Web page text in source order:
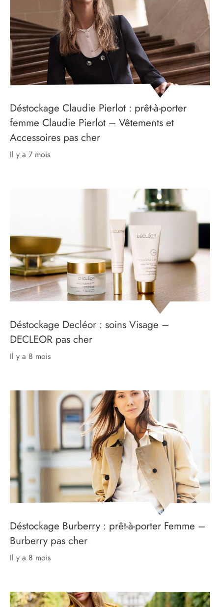
Déstockage Claudie Pierlot : prêt-à-porter
femme Claudie Pierlot – Vêtements et
Accessoires pas cher
il y a 7 mois
Déstockage Decléor : soins Visage –
DECLEOR pas cher
il y a 8 mois
Déstockage Burberry : prêt-à-porter Femme –
Burberry pas cher
il y a 8 mois